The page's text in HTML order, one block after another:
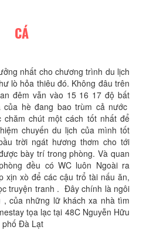
CÁ
nhất cho chương trình du lịch
lò hỏa thiêu đó. Không đâu trên
đêm vẫn vào 15 16 17 độ bất
hè đang bao trùm cả nước
chăm chút một cách tốt nhất để
chuyến du lịch của mình tốt
trời ngát hương thơm cho tới
bày trí trong phòng. Và quan
đều có WC luôn Ngoài ra
xịn xò để các cậu trổ tài nấu ăn,
truyện tranh . Đây chính là ngôi
, của những lữ khách xa nhà tìm
tọa lạc tại 48C Nguyễn Hữu
phố Đà Lạt